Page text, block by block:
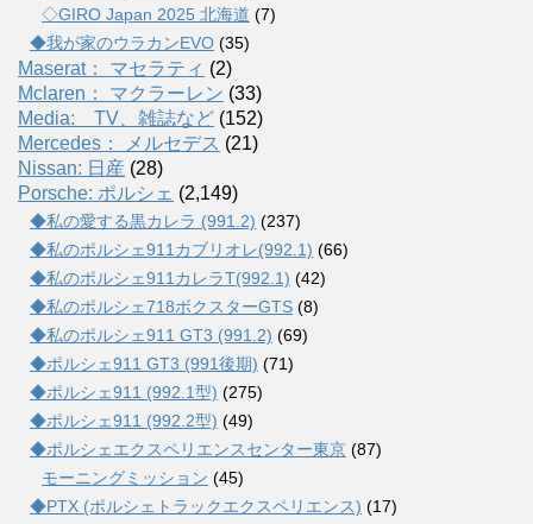
◇GIRO Japan 2025 北海道 (7)
◆我が家のウラカンEVO (35)
Maserat： マセラティ (2)
Mclaren： マクラーレン (33)
Media: TV、雑誌など (152)
Mercedes： メルセデス (21)
Nissan: 日産 (28)
Porsche: ポルシェ (2,149)
◆私の愛する黒カレラ (991.2) (237)
◆私のポルシェ911カブリオレ(992.1) (66)
◆私のポルシェ911カレラT(992.1) (42)
◆私のポルシェ718ボクスターGTS (8)
◆私のポルシェ911 GT3 (991.2) (69)
◆ポルシェ911 GT3 (991後期) (71)
◆ポルシェ911 (992.1型) (275)
◆ポルシェ911 (992.2型) (49)
◆ポルシェエクスペリエンスセンター東京 (87)
モーニングミッション (45)
◆PTX (ポルシェトラックエクスペリエンス) (17)